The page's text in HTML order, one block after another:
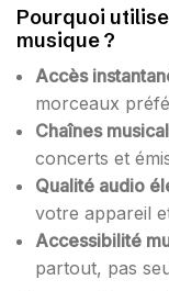
Pourquoi
musique ?
Accès
morceaux
Chaînes
concerts et
Qualité audio
votre appareil
Accessibilité
partout, pas